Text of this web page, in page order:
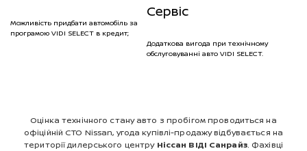
Можливість придбати автомобіль за
програмою VIDI SELECT в кредит;
Сервіс
Додаткова вигода при технічному
обслуговуванні авто VIDI SELECT.
Оцінка технічного стану авто з пробігом проводиться на
офіційній СТО Nissan, угода купівлі-продажу відбувається на
території дилерського центру Ніссан ВІДІ Санрайз. Фахівці